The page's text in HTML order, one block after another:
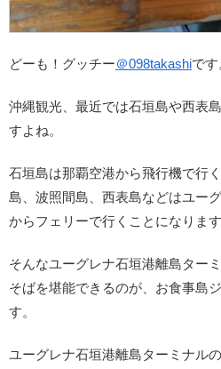
どーも！グッチー＠098takashiです
沖縄観光、最近では石垣島や西表
すよね。
石垣島は那覇空港から飛行機で行
島、波照間島、西表島などはユー
からフェリーで行くことになります
そんなユーグレナ石垣港離島ター
そばを堪能できるのが、お食事島
す。
ユーグレナ石垣港離島ターミナル